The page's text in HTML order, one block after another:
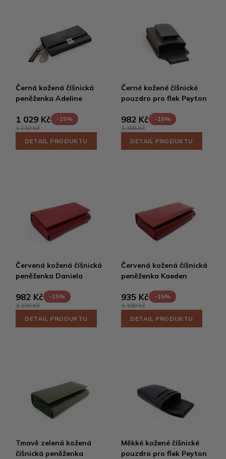
Černá kožená číšnická
peněženka Adeline
1 029 Kč
-15%
1 210 Kč
DETAIL PRODUKTU
Černé kožené číšnické
pouzdro pro flek Peyton
982 Kč
-15%
1 155 Kč
DETAIL PRODUKTU
Červená kožená číšnická
peněženka Daniela
982 Kč
-15%
1 155 Kč
DETAIL PRODUKTU
Červená kožená číšnická
peněženka Kaeden
935 Kč
-15%
1 100 Kč
DETAIL PRODUKTU
Tmavě zelená kožená
číšnická peněženka
Měkké kožené číšnické
pouzdro pro flek Peyton